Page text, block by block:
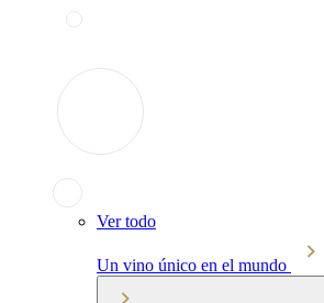
Ver todo
Un vino único en el mundo